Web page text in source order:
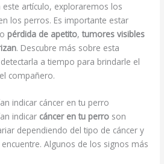
este artículo, exploraremos los
los perros. Es importante estar
pérdida de apetito,tumores visibles
. Descubre más sobre esta
a tiempo para brindarle el
compañero.
indicar cáncer en tu perro
indicar cáncer en tu perro son
dependiendo del tipo de cáncer y
Algunos de los signos más